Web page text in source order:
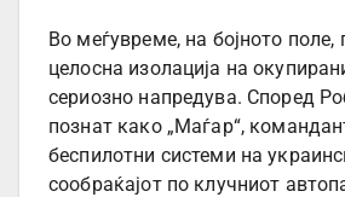
Во меѓувреме, на бојното поле,
целосна изолација на
сериозно напредува. Според
познат како „Маѓар“,
беспилотни системи на
сообраќајот по клучниот